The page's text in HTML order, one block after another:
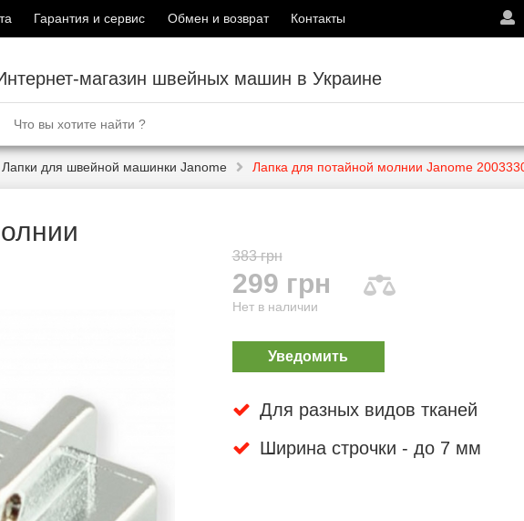
Гарантия и сервис Обмен и возврат Контакты
магазин швейных машин в Украине
Лапки для швейной машинки Janome Лапка для потайной молнии Janome
383 грн
299 грн
Нет в наличии
Уведомить
Для разных видов тканей
Ширина строчки - до 7 мм